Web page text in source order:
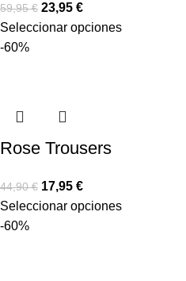
59,95€ 23,95 €
Seleccionar opciones
-60%
Rose Trousers
44,90€ 17,95 €
Seleccionar opciones
-60%